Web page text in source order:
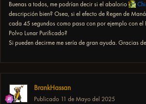
Buenas a todos, me podrían decir si el abalorio
descripción bien? Osea, si el efecto de Regen de
cada 45 segundos como pasa con por ejemplo con el
Polvo Lunar Purificado?
Si pueden decirme me sería de gran ayuda. Gracias
BrankHassan
Publicado 11 de Mayo del 2025